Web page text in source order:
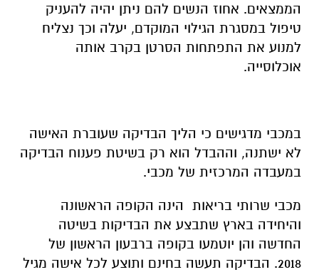
הממצאים. אחוז הנשים להם ניתן יהיה להעניק
טיפול במסגרת הגילוי המוקדם, יעלה וכך נצליח
למנוע את התפתחות הסרטן בקרב אותה
אוכלוסייה.
במכבי מדגישים כי הליך הבדיקה שעוברת האישה
לא ישתנה, וההבדל הוא רק בשיטת פענוח הבדיקה
במעבדה המרכזית של מכבי.
מכבי שרותי בריאות הינה הקופה הראשונה
והיחידה בארץ שתבצע את הבדיקות בשיטה
החדשה והן יוטמעו בקופה ברבעון הראשון של
2018. הבדיקה תעשה בחינם ותוצע לכל אישה מגיל